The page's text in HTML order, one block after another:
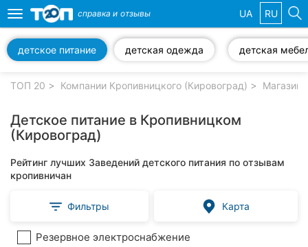
компании
рубрики:
клиники
Toggle
navigation
справка и отзывы UA RU
детская одежда детская
детское питание
ТОП 20 Компании Кропивницкого (Кировоград)
Детское питание в Кропивницком
(Кировоград)
Рейтинг лучших Заведений детского питания по отзывам
кропивничан
Фильтры Карта
Резервное электроснабжение